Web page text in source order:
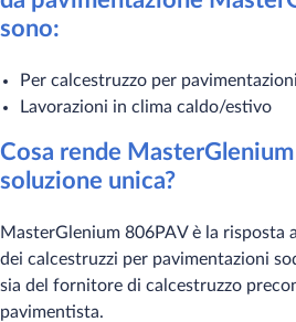
sono:
Per calcestruzzo per
Lavorazioni in clima caldo/estivo
Cosa rende
soluzione unica?
MasterGlenium 806PAV è la risposta
dei calcestruzzi per pavimentazioni
sia del fornitore di calcestruzzo
pavimentista.